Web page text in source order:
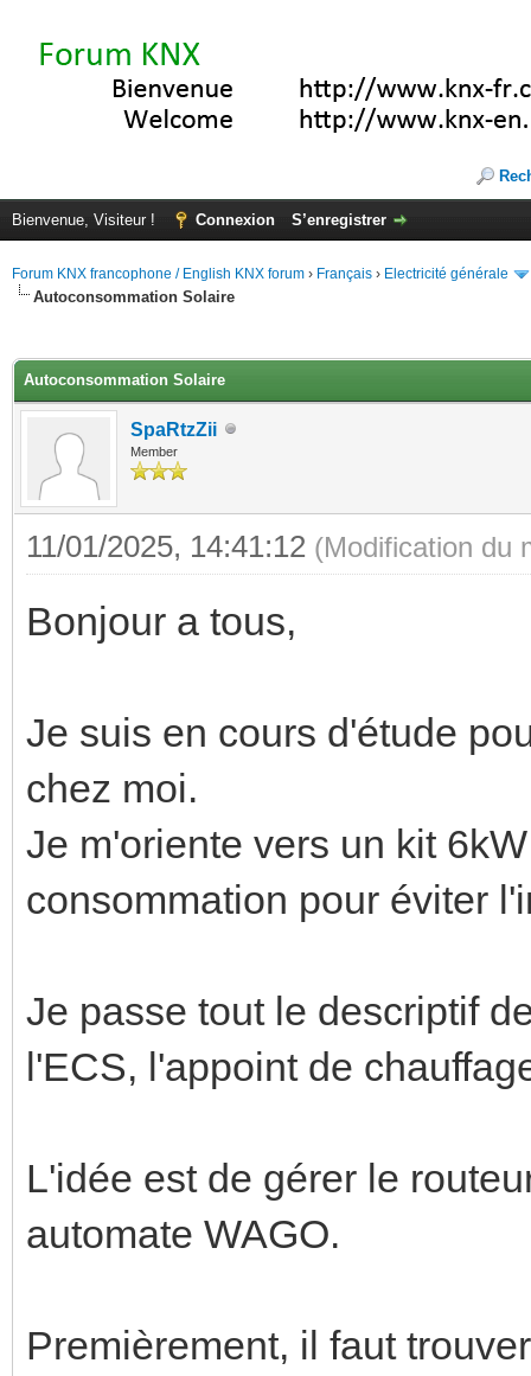
Bienvenue, Visiteur ! Connexion S’enregistrer
Forum KNX francophone / English KNX forum › Français › Electricité générale
Autoconsommation Solaire
Autoconsommation Solaire
SpaRtzZii
Member
11/01/2025, 14:41:12 (Modification du
Bonjour a tous,
Je suis en cours d'étude
chez moi.
Je m'oriente vers un kit
consommation pour éviter
Je passe tout le descriptif
l'ECS, l'appoint de
L'idée est de gérer le
automate WAGO.
Premièrement, il faut